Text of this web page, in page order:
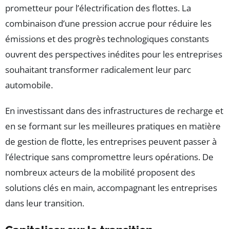
prometteur pour l’électrification des flottes. La
combinaison d’une pression accrue pour réduire les
émissions et des progrès technologiques constants
ouvrent des perspectives inédites pour les entreprises
souhaitant transformer radicalement leur parc
automobile.
En investissant dans des infrastructures de recharge et
en se formant sur les meilleures pratiques en matière
de gestion de flotte, les entreprises peuvent passer à
l’électrique sans compromettre leurs opérations. De
nombreux acteurs de la mobilité proposent des
solutions clés en main, accompagnant les entreprises
dans leur transition.